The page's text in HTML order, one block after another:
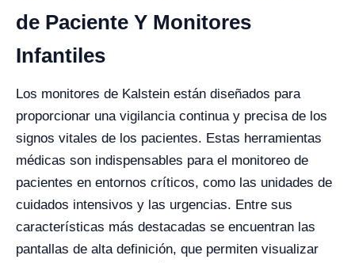
de Paciente Y Monitores
Infantiles
Los monitores de Kalstein están diseñados para
proporcionar una vigilancia continua y precisa de los
signos vitales de los pacientes. Estas herramientas
médicas son indispensables para el monitoreo de
pacientes en entornos críticos, como las unidades de
cuidados intensivos y las urgencias. Entre sus
características más destacadas se encuentran las
pantallas de alta definición, que permiten visualizar